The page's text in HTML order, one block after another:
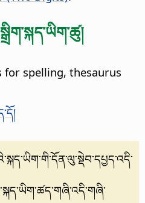
for spelling, thesaurus